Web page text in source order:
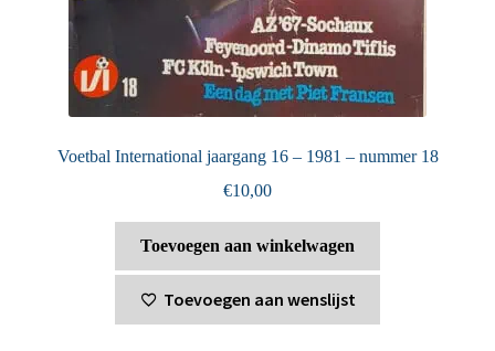
Voetbal International jaargang 16 – 1981 – nummer 18
€10,00
Toevoegen aan winkelwagen
Toevoegen aan wenslijst